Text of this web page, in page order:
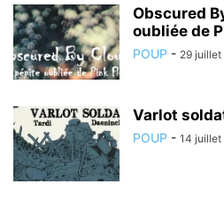
Obscured
oubliée de
POUP - 29
Varlot
POUP - 14 juillet